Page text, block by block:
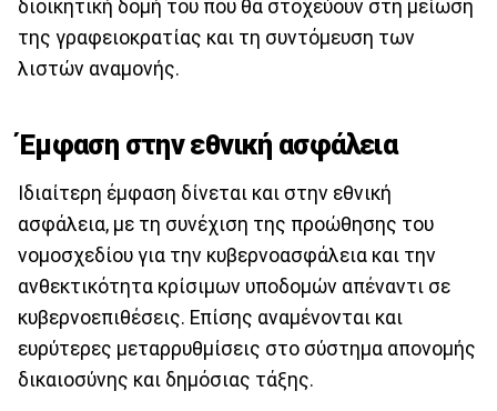
διοικητική δομή του που θα στοχεύουν στη μείωση
της γραφειοκρατίας και τη συντόμευση των
λιστών αναμονής.
Έμφαση στην εθνική ασφάλεια
Ιδιαίτερη έμφαση δίνεται και στην εθνική
ασφάλεια, με τη συνέχιση της προώθησης του
νομοσχεδίου για την κυβερνοασφάλεια και την
ανθεκτικότητα κρίσιμων υποδομών απέναντι σε
κυβερνοεπιθέσεις. Επίσης αναμένονται και
ευρύτερες μεταρρυθμίσεις στο σύστημα απονομής
δικαιοσύνης και δημόσιας τάξης.